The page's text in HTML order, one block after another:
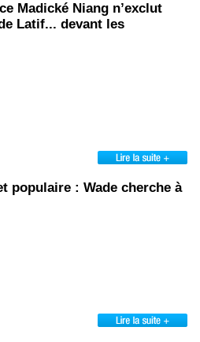
Madické Niang n’exclut
Latif... devant les
populaire : Wade cherche à